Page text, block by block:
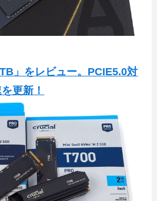
」をレビュー。PCIE5.0対
更新！